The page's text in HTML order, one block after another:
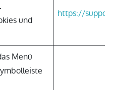
und
https://
Menü